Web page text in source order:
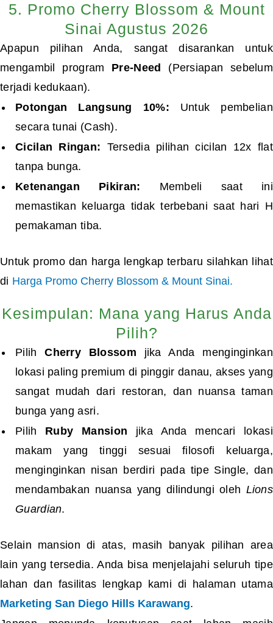
5. Promo Cherry Blossom & Mount
Sinai Agustus 2026
Apapun pilihan Anda, sangat disarankan untuk
mengambil program Pre-Need
(Persiapan sebelum
terjadi kedukaan).
Potongan Langsung 10%: Untuk pembelian
secara tunai (Cash).
Cicilan Ringan: Tersedia pilihan cicilan 12x flat
tanpa bunga.
Ketenangan Pikiran: Membeli saat ini
memastikan keluarga tidak terbebani saat hari H
pemakaman tiba.
Untuk promo dan harga lengkap terbaru silahkan lihat
di Harga Promo Cherry Blossom & Mount Sinai.
Kesimpulan: Mana yang Harus Anda
Pilih?
PilihCherry Blossom jika Anda menginginkan
lokasi paling premium di pinggir danau, akses yang
sangat mudah dari restoran, dan nuansa taman
bunga yang asri.
Pilih Ruby Mansion jika Anda mencari lokasi
makam yang tinggi sesuai filosofi keluarga,
menginginkan nisan berdiri pada tipe Single, dan
mendambakan nuansa yang dilindungi oleh Lions
Guardian.
Selain mansion di atas, masih banyak pilihan area
lain yang tersedia. Anda bisa menjelajahi seluruh tipe
lahan dan fasilitas lengkap kami di halaman utama
Marketing San Diego Hills Karawang.